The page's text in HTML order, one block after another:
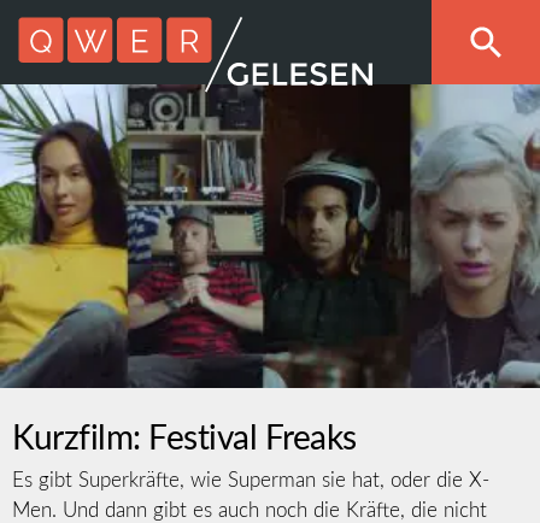
Kurzfilm: Festival Freaks
Es gibt Superkräfte, wie Superman sie hat, oder die X-
Men. Und dann gibt es auch noch die Kräfte, die nicht